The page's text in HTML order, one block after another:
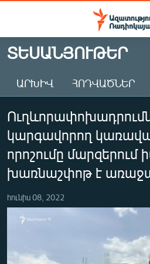
Մատչելիության
Անցնել
հիմնական
Անցնել
հիմնական
մենյուին
Որոնում
ԱԶԱՏՈՒԹՅՈՒՆ TV
ՀԱՅԱՍՏԱՆ
ԸՆՏՐՈՒԹՅՈՒՆՆԵՐ 2026
ԻՐԱՎՈՒՆՔ
ՀԱՍԱՐԱԿՈՒԹՅՈՒՆ
ՂԱՐԱԲԱՂ
ՏԱՐԱԾԱՇՐՋԱՆ
ՏԵՍԱՆՅՈՒԹԵՐ
ԱՐԽԻՎ ՀՈԴՎԱԾՆԵՐ
կարգավորող
որոշումը մարզերում
խառնաշփոթ է
հունիս 08, 2022